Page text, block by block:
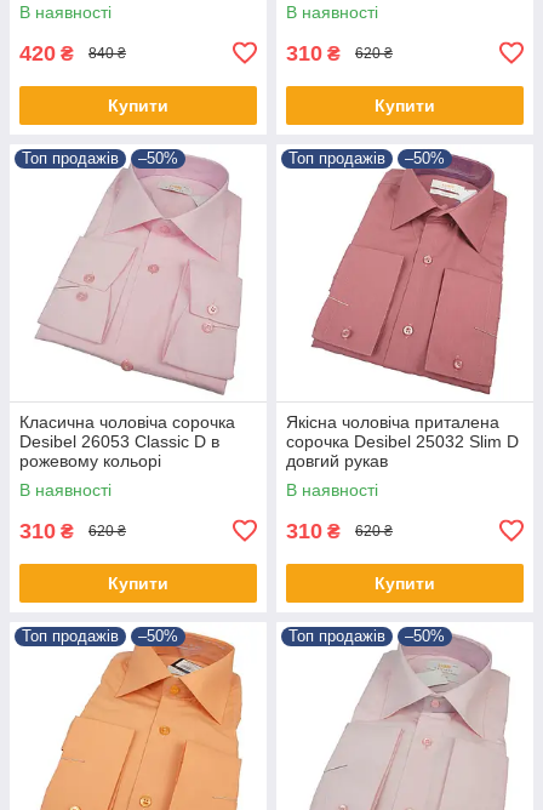
В наявності
420 ₴ 840 ₴
Купити
В наявності
310 ₴ 620 ₴
Купити
Топ продажів –50%
Класична чоловіча сорочка
Desibel 26053 Classic D в
рожевому кольорі
В наявності
310 ₴ 620 ₴
Купити
Топ продажів –50%
Якісна чоловіча приталена
сорочка Desibel 25032 Slim D
довгий рукав
В наявності
310 ₴ 620 ₴
Купити
Топ продажів –50% Топ продажів –50%